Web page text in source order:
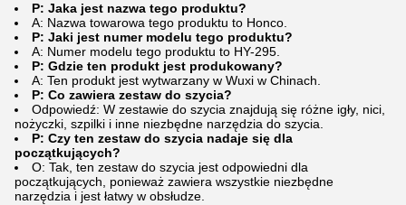
P: Jaka jest nazwa tego produktu?
A: Nazwa towarowa tego produktu to Honco.
P: Jaki jest numer modelu tego produktu?
A: Numer modelu tego produktu to HY-295.
P: Gdzie ten produkt jest produkowany?
A: Ten produkt jest wytwarzany w Wuxi w Chinach.
P: Co zawiera zestaw do szycia?
Odpowiedź: W zestawie do szycia znajdują się różne igły, nici,
nożyczki, szpilki i inne niezbędne narzędzia do szycia.
P: Czy ten zestaw do szycia nadaje się dla
początkujących?
O: Tak, ten zestaw do szycia jest odpowiedni dla
początkujących, ponieważ zawiera wszystkie niezbędne
narzędzia i jest łatwy w obsłudze.